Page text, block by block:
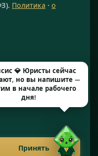
1А, помещение 14/7
· КПП 772601001
от 14.05.2026
Cookies
Политика ·о
Принять
💎 Юристы сейчас
но вы напишите —
в начале рабочего
дня!